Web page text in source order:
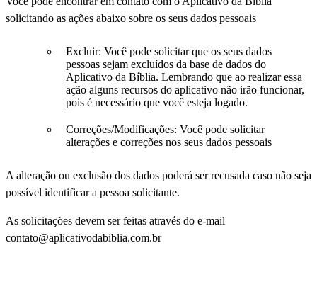
solicitando as ações abaixo sobre os seus dados pessoais
Excluir: Você pode solicitar que os seus dados
pessoas sejam excluídos da base de dados do
Aplicativo da Bíblia. Lembrando que ao realizar essa
ação alguns recursos do aplicativo não irão funcionar,
pois é necessário que você esteja logado.
Correções/Modificações: Você pode solicitar
alterações e correções nos seus dados pessoais
A alteração ou exclusão dos dados poderá ser recusada caso não seja
possível identificar a pessoa solicitante.
As solicitações devem ser feitas através do e-mail
contato@aplicativodabiblia.com.br